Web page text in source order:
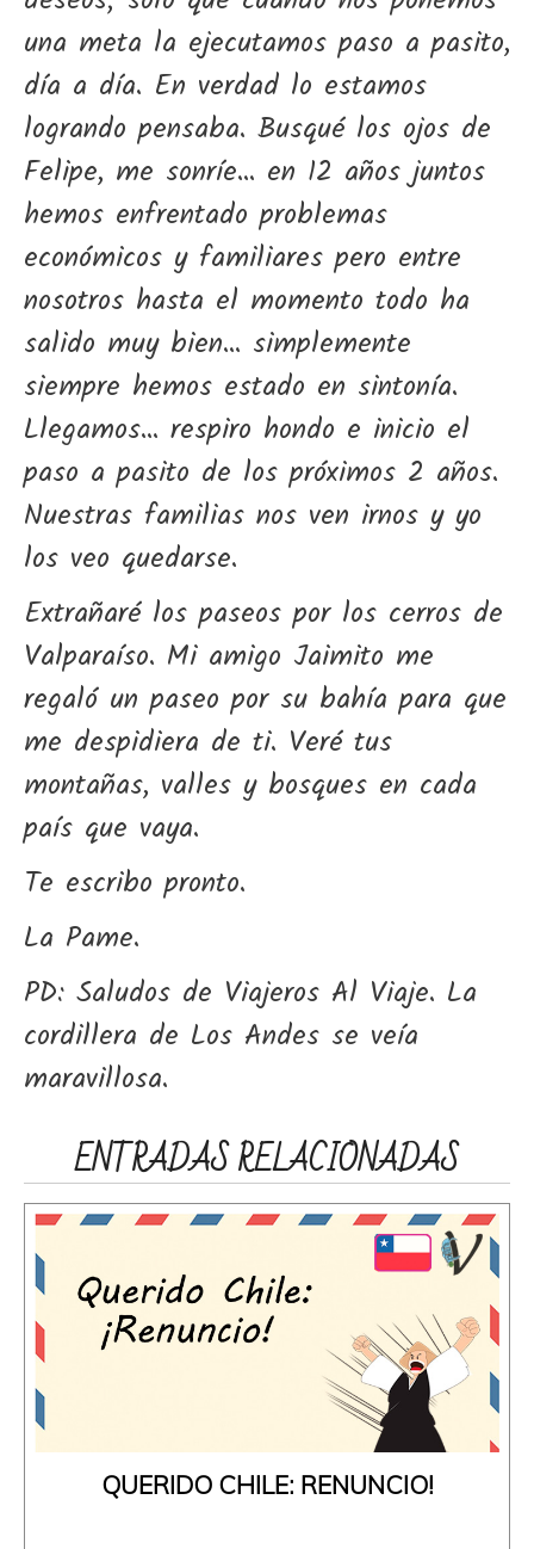
una meta la ejecutamos paso a pasito,
día a día. En verdad lo estamos
logrando pensaba. Busqué los ojos de
Felipe, me sonríe... en 12 años juntos
hemos enfrentado problemas
económicos y familiares pero entre
nosotros hasta el momento todo ha
salido muy bien... simplemente
siempre hemos estado en sintonía.
Llegamos... respiro hondo e inicio el
paso a pasito de los próximos 2 años.
Nuestras familias nos ven irnos y yo
los veo quedarse.
Extrañaré los paseos por los cerros de
Valparaíso. Mi amigo Jaimito me
regaló un paseo por su bahía para que
me despidiera de ti. Veré tus
montañas, valles y bosques en cada
país que vaya.
Te escribo pronto.
La Pame.
PD: Saludos de Viajeros Al Viaje. La
cordillera de Los Andes se veía
maravillosa.
ENTRADAS RELACIONADAS
QUERIDO CHILE: RENUNCIO!